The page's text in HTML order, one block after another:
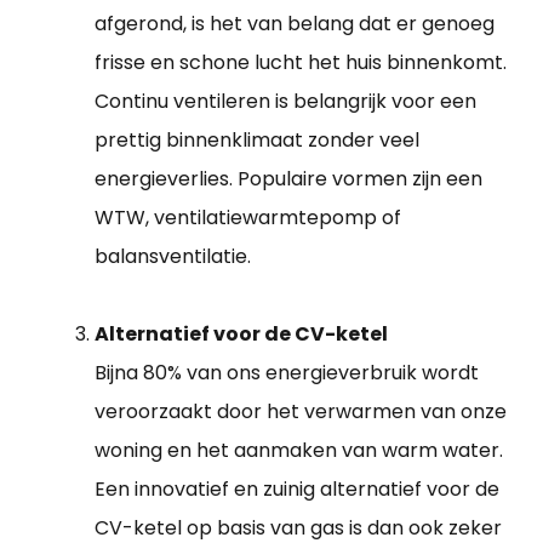
afgerond, is het van belang dat er genoeg
frisse en schone lucht het huis binnenkomt.
Continu ventileren is belangrijk voor een
prettig binnenklimaat zonder veel
energieverlies. Populaire vormen zijn een
WTW, ventilatiewarmtepomp of
balansventilatie.
Alternatief voor de CV-ketel
Bijna 80% van ons energieverbruik wordt
veroorzaakt door het verwarmen van onze
woning en het aanmaken van warm water.
Een innovatief en zuinig alternatief voor de
CV-ketel op basis van gas is dan ook zeker